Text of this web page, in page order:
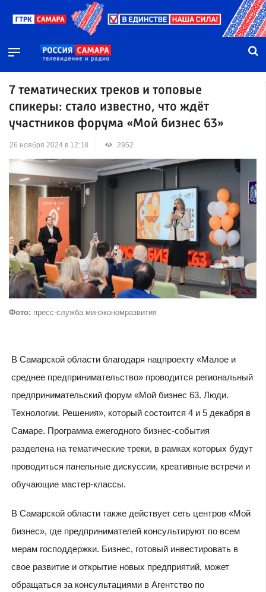
7 тематических треков и топовые
спикеры: стало известно, что ждёт
участников форума «Мой бизнес 63»
26 ноября 2024 в 12:18 2952
Фото: пресс-служба минэкономразвития
В Самарской области благодаря нацпроекту «Малое и
среднее предпринимательство» проводится региональный
предпринимательский форум «Мой бизнес 63. Люди.
Технологии. Решения», который состоится 4 и 5 декабря в
Самаре. Программа ежегодного бизнес-события
разделена на тематические треки, в рамках которых будут
проводиться панельные дискуссии, креативные встречи и
обучающие мастер-классы.
В Самарской области также действует сеть центров «Мой
бизнес», где предпринимателей консультируют по всем
мерам господдержки. Бизнес, готовый инвестировать в
свое развитие и открытие новых предприятий, может
обращаться за консультациями в Агентство по